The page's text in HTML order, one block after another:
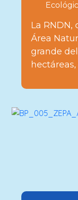
La RNDN,
Área
grande
hectáreas,